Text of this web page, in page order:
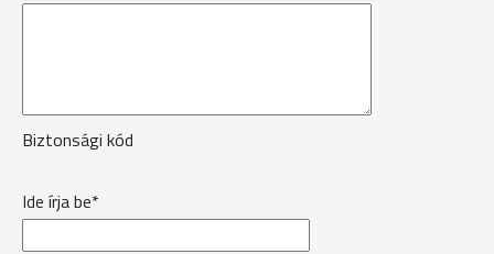
Biztonsági kód
Ide írja be*